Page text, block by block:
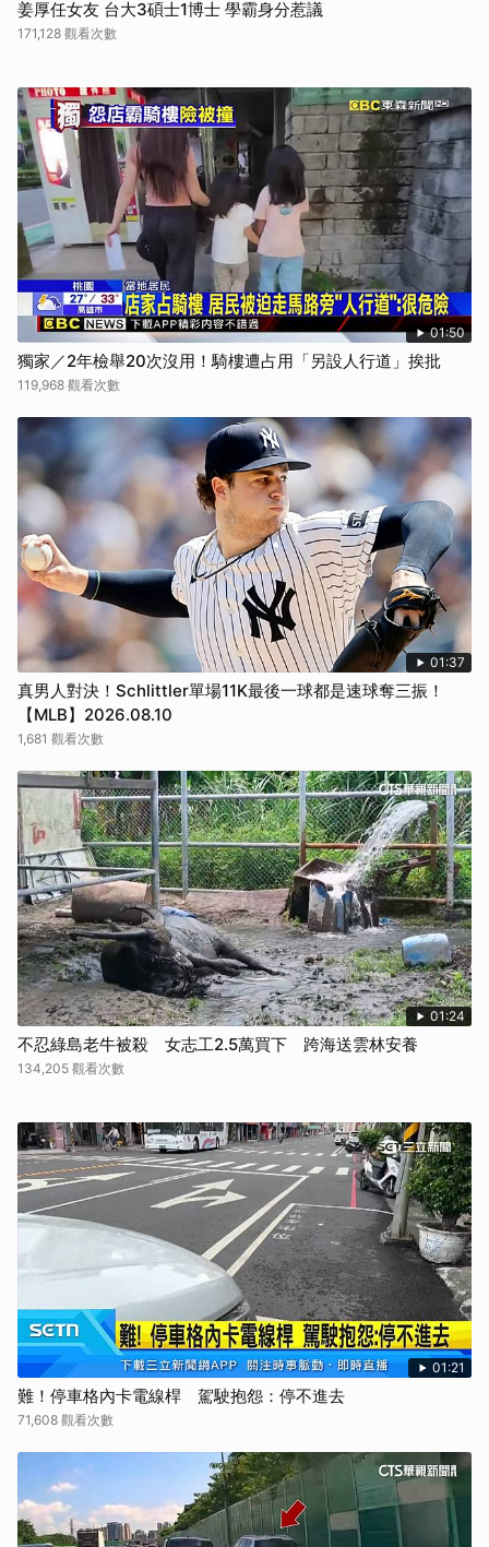
姜厚任女友 台大3碩士1博士 學霸身分惹議
171,128 觀看次數
01:50
獨家／2年檢舉20次沒用！騎樓遭占用「另設人行道」挨批
119,968 觀看次數
01:37
真男人對決！Schlittler單場11K最後一球都是速球奪三振！
【MLB】2026.08.10
1,681 觀看次數
01:24
不忍綠島老牛被殺 女志工2.5萬買下 跨海送雲林安養
134,205 觀看次數
01:21
難！停車格內卡電線桿 駕駛抱怨：停不進去
71,608 觀看次數